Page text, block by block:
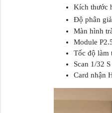
Kích thước
Độ phân
Màn hình
Module
Tốc độ làm
Scan 1/32 S
Card nhận